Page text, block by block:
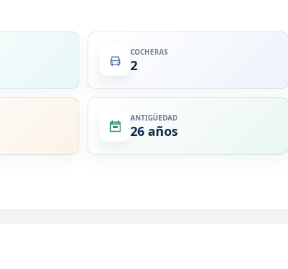
COCHERAS
2
ANTIGÜEDAD
26 años